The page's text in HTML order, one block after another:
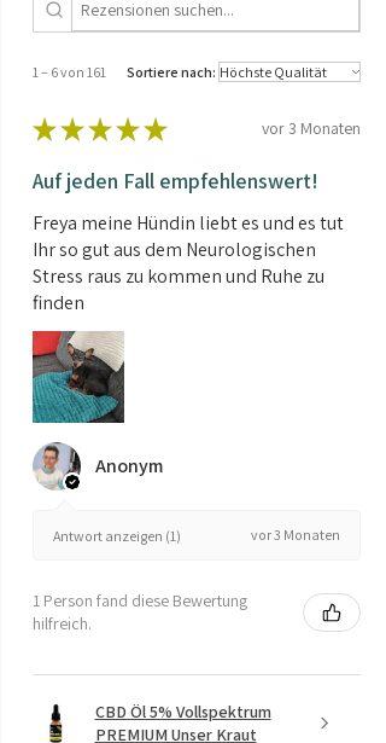
CBD-Gehalt und THC-Wert exakt den
legal, sicher und verlässlich.
direkt am Fläschchen abrufbar.
Warum Laboranalysen so wichtig
sind?
➡️Mehr dazu im Blogbeitrag
1 – 6 von 161 Sortiere nach:
★ ★ ★ ★ ★ vor 3 Monaten
Auf jeden Fall empfehlenswert!
Freya meine Hündin liebt es und es tut
Ihr so gut aus dem Neurologischen
Stress raus zu kommen und Ruhe zu
finden
Anonym
Antwort anzeigen (1) vor 3 Monaten
1 Person fand diese Bewertung
hilfreich.
CBD Öl 5% Vollspektrum
PREMIUM Unser Kraut